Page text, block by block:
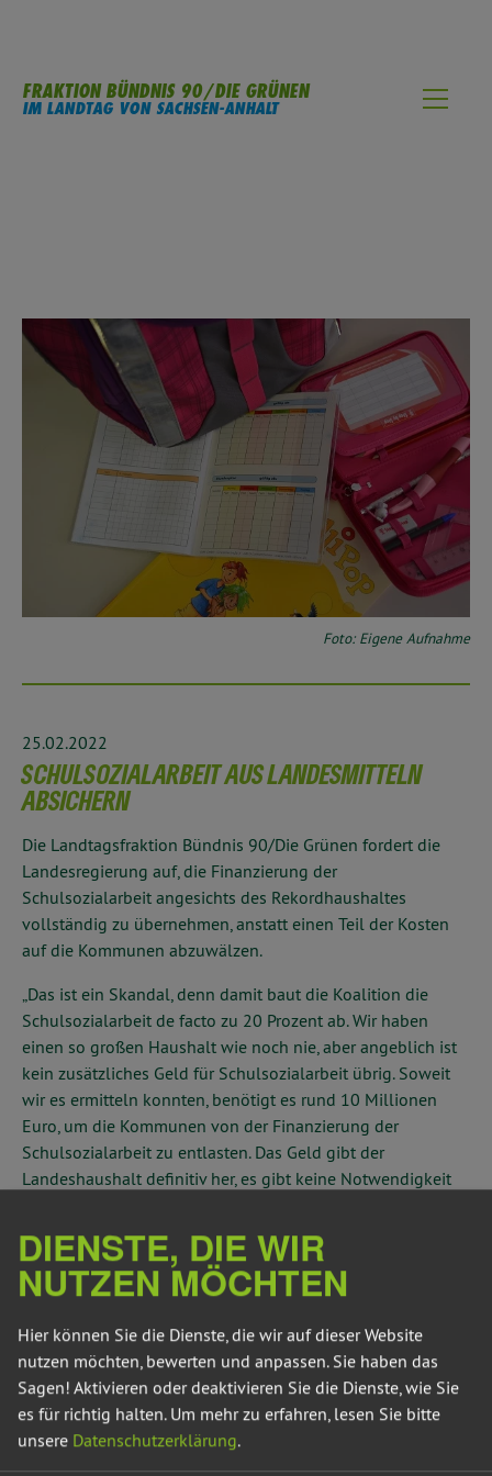
FRAKTION BÜNDNIS 90/DIE GRÜNEN
IM LANDTAG VON SACHSEN-ANHALT
Foto: Eigene Aufnahme
25.02.2022
SCHULSOZIALARBEIT AUS LANDESMITTELN
ABSICHERN
Die Landtagsfraktion Bündnis 90/Die Grünen fordert die
Landesregierung auf, die Finanzierung der
Schulsozialarbeit angesichts des Rekordhaushaltes
vollständig zu übernehmen, anstatt einen Teil der Kosten
auf die Kommunen abzuwälzen.
„Das ist ein Skandal, denn damit baut die Koalition die
Schulsozialarbeit de facto zu 20 Prozent ab. Wir haben
einen so großen Haushalt wie noch nie, aber angeblich ist
kein zusätzliches Geld für Schulsozialarbeit übrig. Soweit
wir es ermitteln konnten, benötigt es rund 10 Millionen
Euro, um die Kommunen von der Finanzierung der
Schulsozialarbeit zu entlasten. Das Geld gibt der
Landeshaushalt definitiv her, es gibt keine Notwendigkeit
Cornelia Lüddemann, Vorsitzende der grünen
Landtagsfraktion.
Der Landesregierung sind die Anliegen und Bedürfnisse
junger Menschen unwichtig. Das ist im Land mit der
bundesweit höchsten Schulabbrecherquote inakzeptabel.
Schulsozialarbeit ist Prävention. Alles, was hier investiert
wird, spart das Land an Folgekosten für fehlende
Schulabschlüsse, Schulabstinenz, Mobbingopfer,
DIENSTE, DIE WIR
NUTZEN MÖCHTEN
Hier können Sie die Dienste, die wir auf dieser Website
nutzen möchten, bewerten und anpassen. Sie haben das
Sagen! Aktivieren oder deaktivieren Sie die Dienste, wie Sie
es für richtig halten. Um mehr zu erfahren, lesen Sie bitte
unsere Datenschutzerklärung.